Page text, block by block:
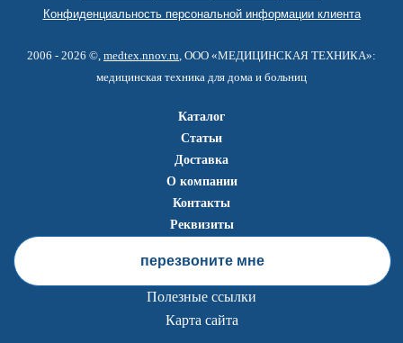
Конфиденциальность персональной информации клиента
2006 - 2026 ©, medtex.nnov.ru , ООО «МЕДИЦИНСКАЯ ТЕХНИКА»:
медицинская техника для дома и больниц
Каталог
Статьи
Доставка
О компании
Контакты
Реквизиты
перезвоните мне
Полезные ссылки
Карта сайта